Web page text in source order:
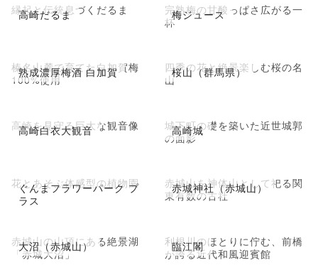
高崎だるま
縁起と伝統息づくだるま 梅ジュース
完熟梅の甘酸っぱさ広がる一
杯
熟成濃厚梅酒 白加賀
榛名山麓で育てた白加賀梅
100%使用
桜山（群馬県）
四季の花と絶景楽しむ桜の名
山
高崎白衣大観音
高崎を見守る巨大な観音像 高崎城
城下町の礎を築いた近世城郭
の面影
ぐんまフラワーパーク プ
ラス
花とあそぶ体感型の植物園 赤城神社（赤城山）
赤城山を神体山として祀る関
東有数の古社
大沼（赤城山）
赤城山の山頂にある絶景湖
「赤城大沼」
臨江閣
利根川のほとりに佇む、前橋
が誇る近代和風迎賓館